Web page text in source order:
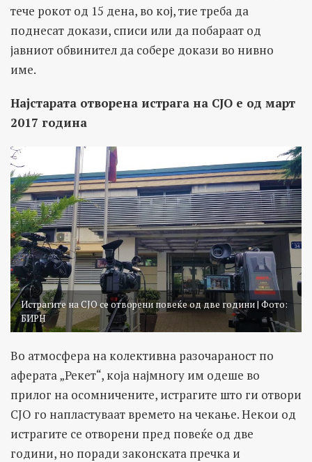
тече рокот од 15 дена, во кој, тие треба да
поднесат докази, списи или да побараат од
јавниот обвинител да собере докази во нивно
име.
Најстарата отворена истрага на СЈО e од март
2017 година
Истрагите на СЈО се отворени повеќе од две години | Фото:
БИРН
Во атмосфера на колективна разочараност по
аферата „Рекет“, која најмногу им одеше во
прилог на осомничените, истрагите што ги отвори
СЈО го напластуваат времето на чекање. Некои од
истрагите се отворени пред повеќе од две
години, но поради законската пречка и